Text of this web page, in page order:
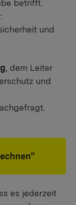
betrifft.
und
, dem Leiter
und
es jederzeit